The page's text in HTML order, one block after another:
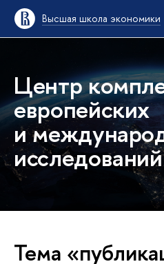
Высшая школа экономики
Центр
европейских
и
Тема